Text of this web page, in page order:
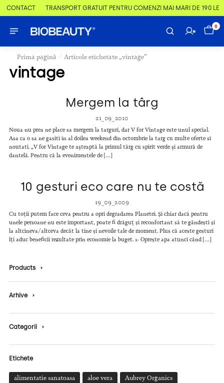
CONTACT TRANSPORT GRATUIT PENTRU COMENZI MAI MARI DE 190 LEI
0
Prima pagină / Articole etichetate „vintage”
vintage
Mergem la târg
21_09_2010
Noua nu prea ne place sa mergem la targuri, dar V for Vintage este unul special.
Asa ca o sa ne gasiti in al doilea weekend din octombrie la targ cu multe oferte si
noutati. „V for Vintage te aşteaptă la primul târg cu spirit verde şi armură de
dantelă. Pentru că la evenimentele de […]
10 gesturi eco care nu te costă
19_09_2009
Cu toții putem face ceva pentru a opri degradarea Planetei. Și chiar dacă pentru
unele persoane nu este important, poate fi drăguț și reconfortant să te gândești și
la altcineva/altceva decât la tine și nevoile tale de moment. Plus că aceste gesturi
îți aduc beneficii rezultate prin economie la buget. 1- Oprește apa atunci când […]
Products ›
Arhive ›
Categorii ›
Etichete
alimentatie sanatoasa aloe vera Aubrey Organics